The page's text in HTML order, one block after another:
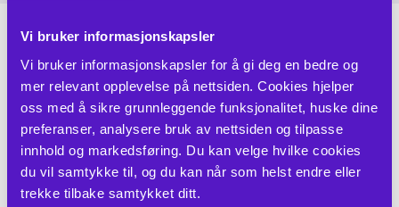
Vi bruker informasjonskapsler
Vi bruker informasjonskapsler for å gi deg en bedre og
mer relevant opplevelse på nettsiden. Cookies hjelper
oss med å sikre grunnleggende funksjonalitet, huske dine
preferanser, analysere bruk av nettsiden og tilpasse
innhold og markedsføring. Du kan velge hvilke cookies
du vil samtykke til, og du kan når som helst endre eller
trekke tilbake samtykket ditt.
Vitamin D
Vitamin D er en fettløselig vitamin som er viktig for
flere viktige funksjoner i kroppen. Den har flere
former, men de to viktigste er vitamin D 2
(ergokalsiferol) og vitamin D
(kolekalsiferol). Vitamin
D er et stoff som har bred dokumentasjon for
betydningen forimmunsystemet